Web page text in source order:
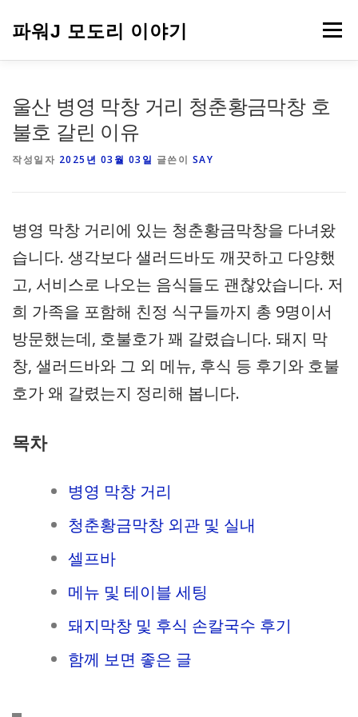
파워J 모도리 이야기 메뉴
울산 병영 막창 거리 청춘황금막창 호
불호 갈린 이유
작성일자 2025년 03월 03일 글쓴이 SAY
병영 막창 거리에 있는 청춘황금막창을 다녀왔
습니다. 생각보다 샐러드바도 깨끗하고 다양했
고, 서비스로 나오는 음식들도 괜찮았습니다. 저
희 가족을 포함해 친정 식구들까지 총 9명이서
방문했는데, 호불호가 꽤 갈렸습니다. 돼지 막
창, 샐러드바와 그 외 메뉴, 후식 등 후기와 호불
호가 왜 갈렸는지 정리해 봅니다.
목차
병영 막창 거리
청춘황금막창 외관 및 실내
셀프바
메뉴 및 테이블 세팅
돼지막창 및 후식 손칼국수 후기
함께 보면 좋은 글